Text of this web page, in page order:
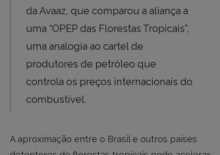
da Avaaz, que comparou a aliança a
uma “OPEP das Florestas Tropicais”,
uma analogia ao cartel de
produtores de petróleo que
controla os preços internacionais do
combustível.
A aproximação entre o Brasil e outros países